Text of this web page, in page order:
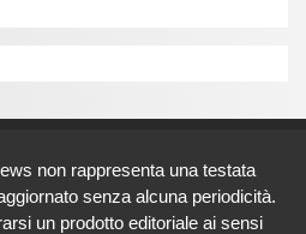
non rappresenta una testata
senza alcuna periodicità.
un prodotto editoriale ai sensi